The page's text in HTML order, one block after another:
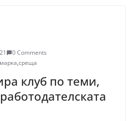
0 Comments
,среща
клуб по теми,